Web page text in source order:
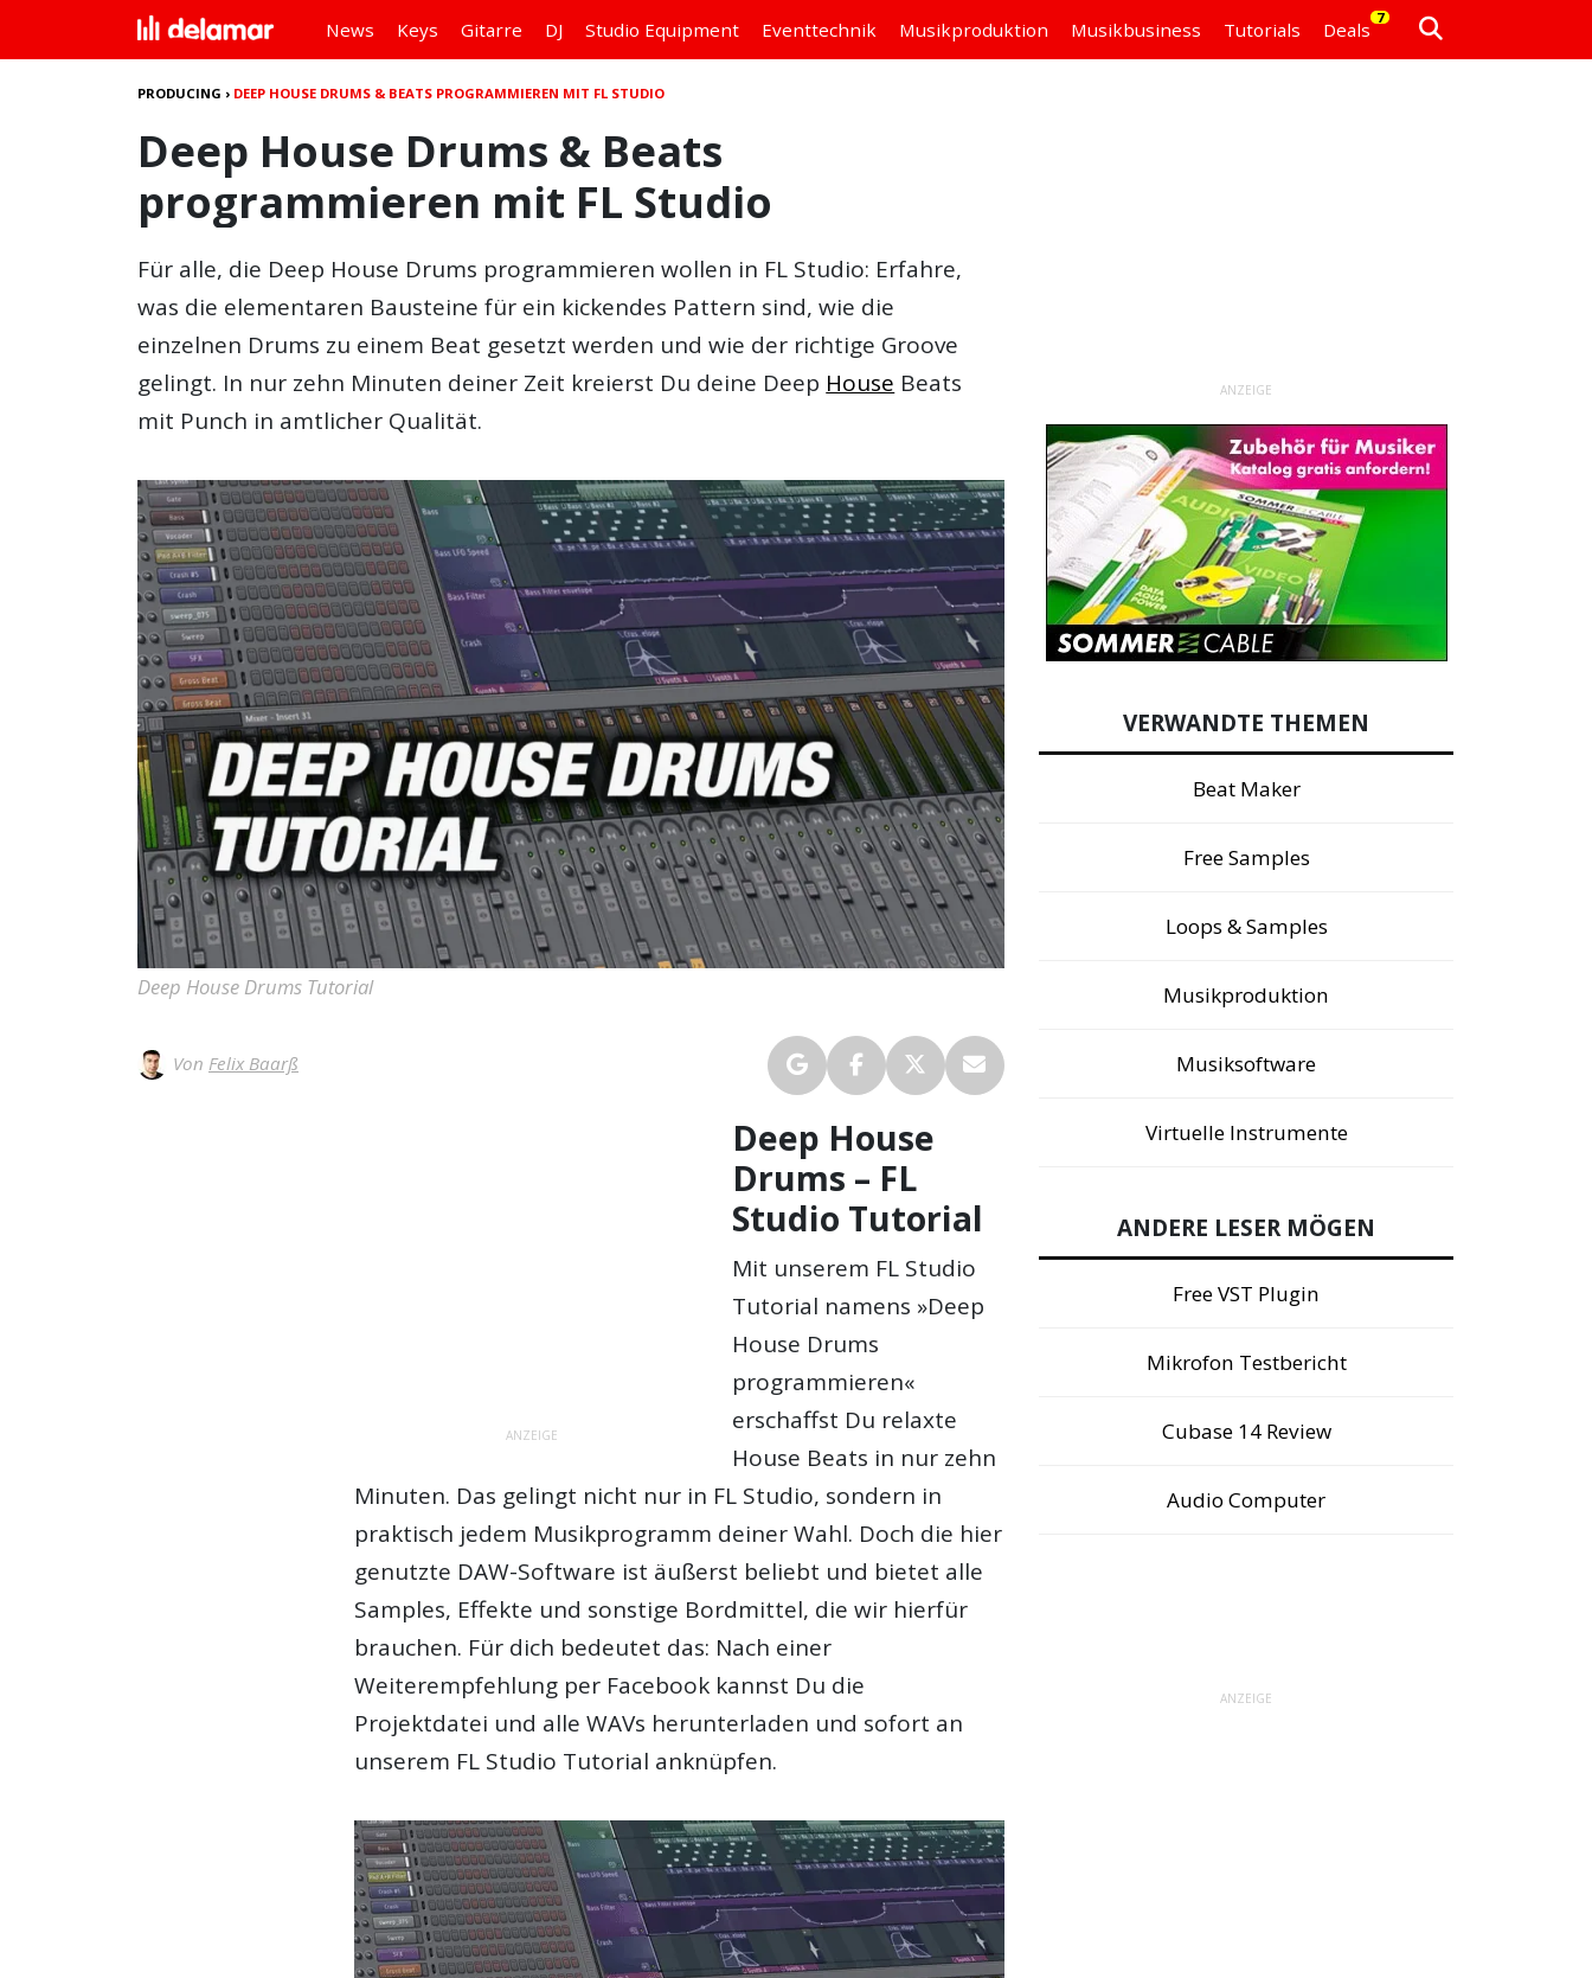
News Keys Gitarre DJ Studio Equipment Eventtechnik Musikproduktion Musikbusiness Tutorials Deals
7
PRODUCING › DEEP HOUSE DRUMS & BEATS PROGRAMMIEREN MIT FL STUDIO
Deep House Drums & Beats
programmieren mit FL Studio
Für alle, die Deep House Drums programmieren wollen in FL Studio: Erfahre,
was die elementaren Bausteine für ein kickendes Pattern sind, wie die
einzelnen Drums zu einem Beat gesetzt werden und wie der richtige Groove
gelingt. In nur zehn Minuten deiner Zeit kreierst Du deine Deep House Beats
mit Punch in amtlicher Qualität.
Deep House Drums Tutorial
Von Felix Baarß
ANZEIGE
Deep House
Drums – FL
Studio Tutorial
Mit unserem FL Studio
Tutorial namens »Deep
House Drums
programmieren«
erschaffst Du relaxte
House Beats in nur zehn
Minuten. Das gelingt nicht nur in FL Studio, sondern in
praktisch jedem Musikprogramm deiner Wahl. Doch die hier
genutzte DAW-Software ist äußerst beliebt und bietet alle
Samples, Effekte und sonstige Bordmittel, die wir hierfür
brauchen. Für dich bedeutet das: Nach einer
Weiterempfehlung per Facebook kannst Du die
Projektdatei und alle WAVs herunterladen und sofort an
unserem FL Studio Tutorial anknüpfen.
ANZEIGE
VERWANDTE THEMEN
Beat Maker
Free Samples
Loops & Samples
Musikproduktion
Musiksoftware
Virtuelle Instrumente
ANDERE LESER MÖGEN
Free VST Plugin
Mikrofon Testbericht
Cubase 14 Review
Audio Computer
ANZEIGE